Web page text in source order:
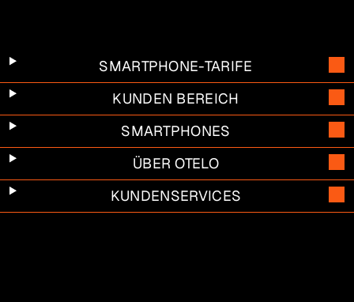
SMARTPHONE-TARIFE
KUNDEN BEREICH
SMARTPHONES
ÜBER OTELO
KUNDENSERVICES